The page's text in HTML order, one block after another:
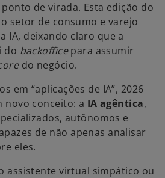
de virada. Esta edição do
setor de consumo e varejo
IA, deixando claro que a
do backofficepara assumir
do negócio.
em “aplicações de IA”, 2026
conceito: a IA agêntica,
autônomos e
de não apenas analisar
eles.
assistente virtual simpático ou